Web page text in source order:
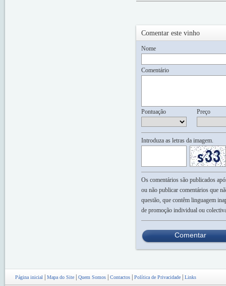
Comentar este vinho
Nome
Comentário
Pontuação Preço
Introduza as letras da imagem.
Os comentários são publicados
ou não publicar comentários que
questão, que contêm linguagem
de promoção individual ou
Comentar
Página inicial | Mapa do Site | Quem Somos | Contactos | Política de Privacidade | Links